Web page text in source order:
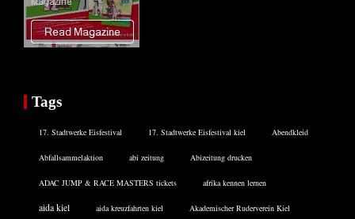
Tags
17. Stadtwerke Eisfestival 17. Stadtwerke Eisfestival kiel Abendkleid
Abfallsammelaktion abi zeitung Abizeitung drucken
ADAC JUMP & RACE MASTERS tickets afrika kennen lernen
aida kiel aida kreuzfahrten kiel Akademischer Ruderverein Kiel